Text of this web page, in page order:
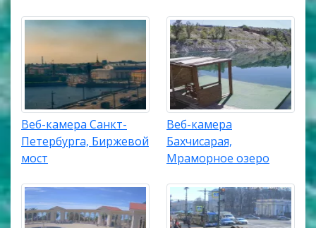
Веб-камера Санкт-
Петербурга, Биржевой
мост
Веб-камера
Бахчисарая,
Мраморное озеро